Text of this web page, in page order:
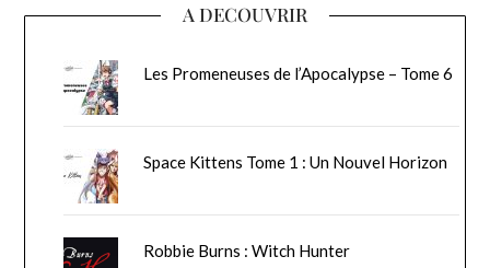
A DECOUVRIR
Les Promeneuses de l’Apocalypse – Tome 6
Space Kittens Tome 1 : Un Nouvel Horizon
Robbie Burns : Witch Hunter